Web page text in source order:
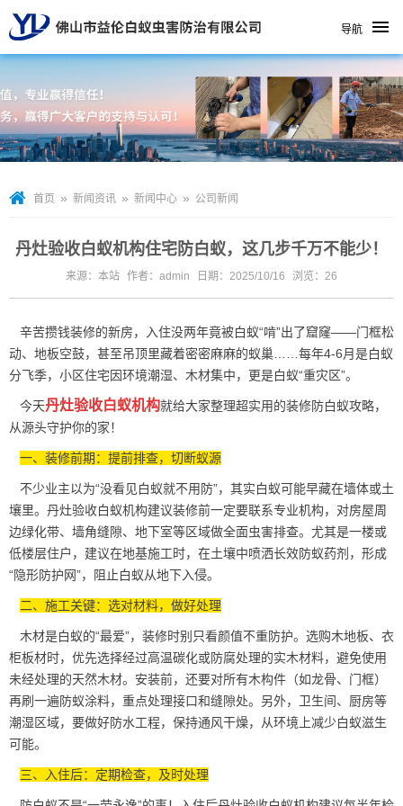
导航
首页 » 新闻资讯 » 新闻中心 » 公司新闻
丹灶验收白蚁机构住宅防白蚁，这几步千万不能少！
来源：本站 作者：admin 日期：2025/10/16 浏览： 26
辛苦攒钱装修的新房，入住没两年竟被白蚁“啃”出了窟窿——门框松
动、地板空鼓，甚至吊顶里藏着密密麻麻的蚁巢……每年4-6月是白蚁
分飞季，小区住宅因环境潮湿、木材集中，更是白蚁“重灾区”。
今天丹灶验收白蚁机构就给大家整理超实用的装修防白蚁攻略，
从源头守护你的家！
一、装修前期：提前排查，切断蚁源
不少业主以为“没看见白蚁就不用防”，其实白蚁可能早藏在墙体或土
壤里。丹灶验收白蚁机构建议装修前一定要联系专业机构，对房屋周
边绿化带、墙角缝隙、地下室等区域做全面虫害排查。尤其是一楼或
低楼层住户，建议在地基施工时，在土壤中喷洒长效防蚁药剂，形成
“隐形防护网”，阻止白蚁从地下入侵。
二、施工关键：选对材料，做好处理
木材是白蚁的“最爱”，装修时别只看颜值不重防护。选购木地板、衣
柜板材时，优先选择经过高温碳化或防腐处理的实木材料，避免使用
未经处理的天然木材。安装前，还要对所有木构件（如龙骨、门框）
再刷一遍防蚁涂料，重点处理接口和缝隙处。另外，卫生间、厨房等
潮湿区域，要做好防水工程，保持通风干燥，从环境上减少白蚁滋生
可能。
三、入住后：定期检查，及时处理